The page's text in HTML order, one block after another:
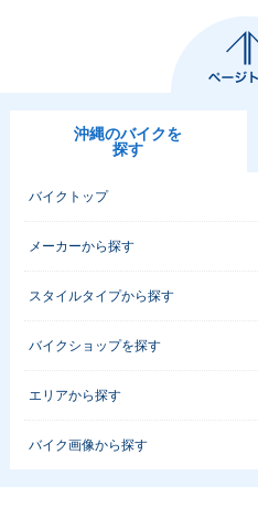
沖縄のバイクを
探す
バイクトップ
メーカーから探す
スタイルタイプから探す
バイクショップを探す
エリアから探す
バイク画像から探す